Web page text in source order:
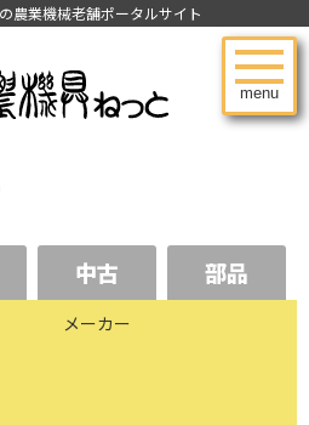
menu
農業機械老舗ポータルサイト
中古 部品
メーカー